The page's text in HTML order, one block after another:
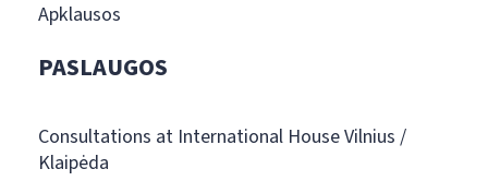
Apklausos
PASLAUGOS
Consultations at International House Vilnius /
Klaipėda